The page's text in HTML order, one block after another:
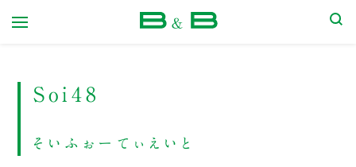
Soi48
そいふぉーてぃえいと